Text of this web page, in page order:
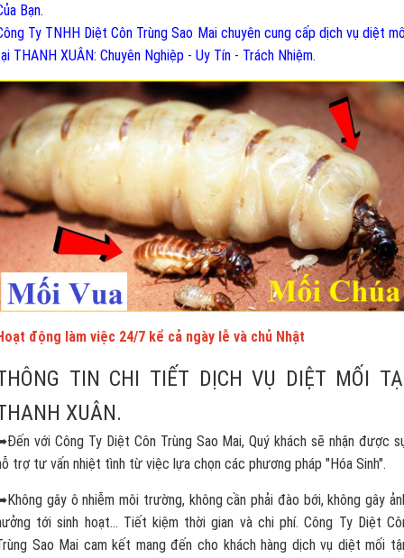
Bạn.
Ty TNHH Diệt Côn Trùng Sao Mai chuyên cung cấp dịch vụ diệt
THANH XUÂN: Chuyên Nghiệp - Uy Tín - Trách Nhiệm.
động làm việc 24/7 kể cả ngày lễ và chủ Nhật
TIN CHI TIẾT DỊCH VỤ DIỆT MỐI
XUÂN.
với Công Ty Diệt Côn Trùng Sao Mai, Quý khách sẽ nhận được
trợ tư vấn nhiệt tình từ việc lựa chọn các phương pháp "Hóa Sinh".
gây ô nhiễm môi trường, không cần phải đào bới, không gây
tới sinh hoạt... Tiết kiệm thời gian và chi phí. Công Ty Diệt
Sao Mai cam kết mang đến cho khách hàng dịch vụ diệt mối